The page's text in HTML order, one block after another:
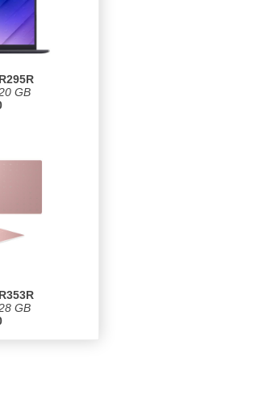
GB
GB